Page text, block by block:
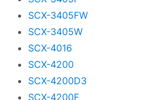
SCX-3405FW
SCX-3405W
SCX-4016
SCX-4200
SCX-4200D3
SCX-4200F